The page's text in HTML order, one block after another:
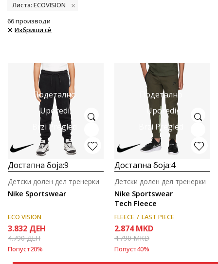
Листа: ECOVISION
66производи
Избриши сè
Подетално
Uporedi
Brzi Pregled
Достапна боја:9
Nike Sportswear
Детски долен дел тренерки
ECO VISION
3.832 ДЕН
4.790ДЕН
Попуст20%
Подетално
Uporedi
Brzi Pregled
Достапна боја:4
Nike Sportswear
Tech Fleece
Детски долен дел тренерки
FLEECE LAST PIECE
2.874 MKD
4.790MKD
Попуст40%